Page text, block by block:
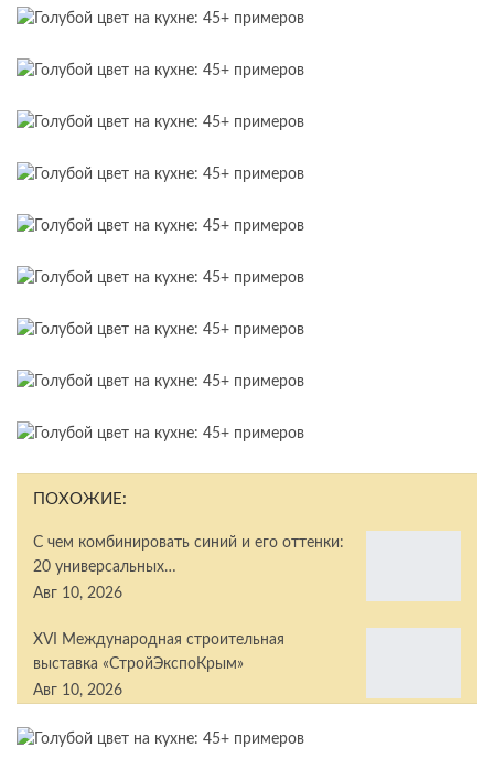
ПОХОЖИЕ:
С чем комбинировать синий и его оттенки:
20 универсальных…
Авг 10, 2026
XVI Международная строительная
выставка «СтройЭкспоКрым»
Авг 10, 2026